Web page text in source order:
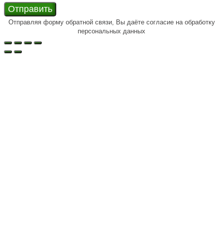
Отправить
Отправляя форму обратной связи, Вы даёте согласие на обработку
персональных данных